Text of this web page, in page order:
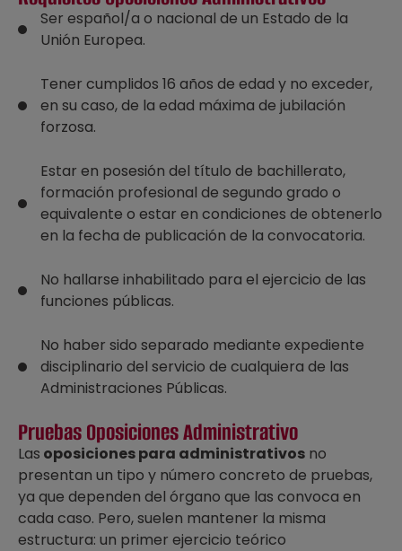
Ser español/a o nacional de un Estado de la
Unión Europea.
Tener cumplidos 16 años de edad y no exceder,
en su caso, de la edad máxima de jubilación
forzosa.
Estar en posesión del título de bachillerato,
formación profesional de segundo grado o
equivalente o estar en condiciones de obtenerlo
en la fecha de publicación de la convocatoria.
No hallarse inhabilitado para el ejercicio de las
funciones públicas.
No haber sido separado mediante expediente
disciplinario del servicio de cualquiera de las
Administraciones Públicas.
Pruebas Oposiciones Administrativo
Las oposiciones para administrativos no
presentan un tipo y número concreto de pruebas,
ya que dependen del órgano que las convoca en
cada caso. Pero, suelen mantener la misma
estructura: un primer ejercicio teórico